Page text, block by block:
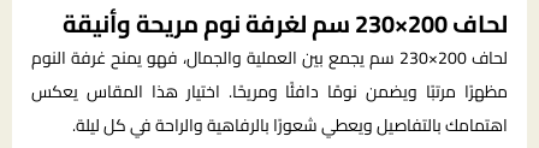
لحاف 200×230 سم لغرفة نوم مريحة وأنيقة
لحاف 200×230 سم يجمع بين العملية والجمال، فهو يمنح غرفة النوم
مظهرًا مرتبًا ويضمن نومًا دافئًا ومريحًا. اختيار هذا المقاس يعكس
اهتمامك بالتفاصيل ويعطي شعورًا بالرفاهية والراحة في كل ليلة.